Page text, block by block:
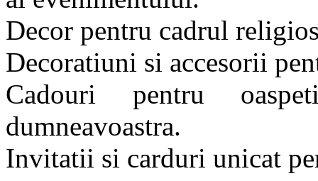
Decor pentru cadrul
Decoratiuni si accesorii
Cadouri pentru
dumneavoastra.
Invitatii si carduri unicat